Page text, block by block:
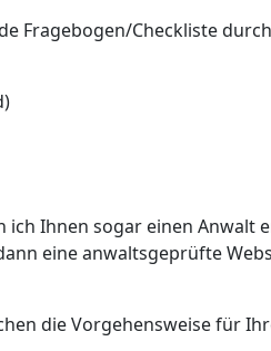
Fragebogen/Checkliste
ich Ihnen sogar einen
eine anwaltsgeprüfte
die Vorgehensweise für